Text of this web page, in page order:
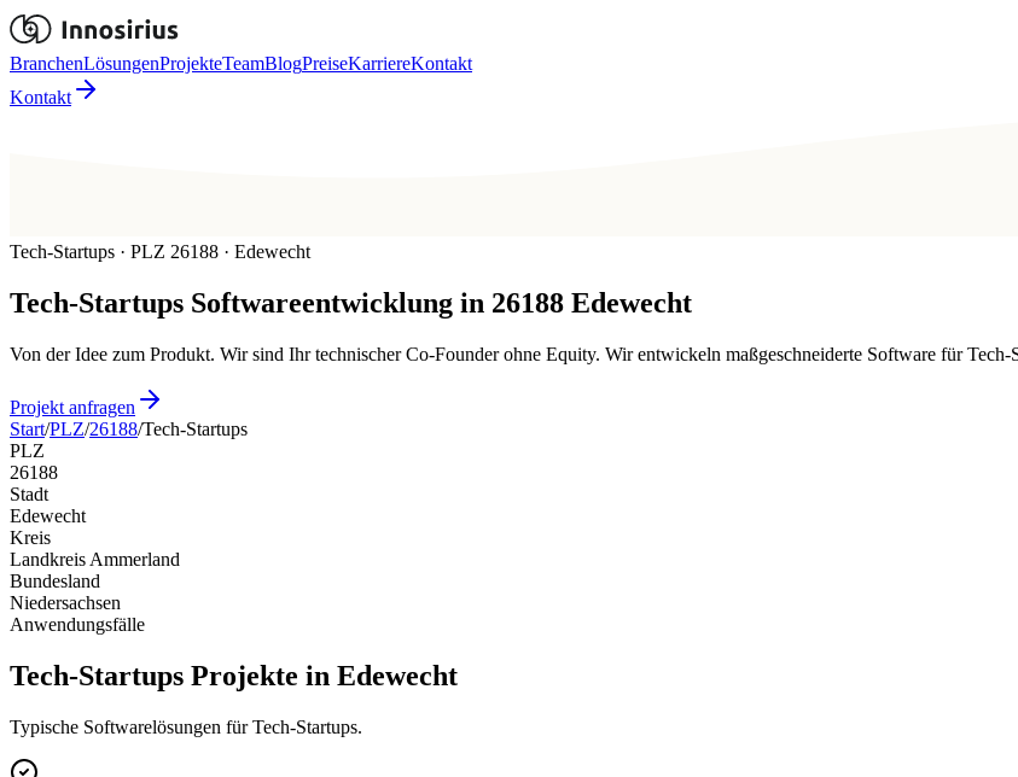
BranchenLösungenProjekteTeamBlogPreiseKarriereKontakt
Kontakt
Tech-Startups · PLZ 26188 · Edewecht
Tech-Startups Softwareentwicklung in 26188 Edewecht
Von der Idee zum Produkt. Wir sind Ihr technischer Co-Founder ohne Equity. Wir entwickeln maßgeschneiderte Software für
Projekt anfragen
Start/PLZ/26188/Tech-Startups
PLZ
26188
Stadt
Edewecht
Kreis
Landkreis Ammerland
Bundesland
Niedersachsen
Anwendungsfälle
Tech-Startups Projekte in Edewecht
Typische Softwarelösungen für Tech-Startups.